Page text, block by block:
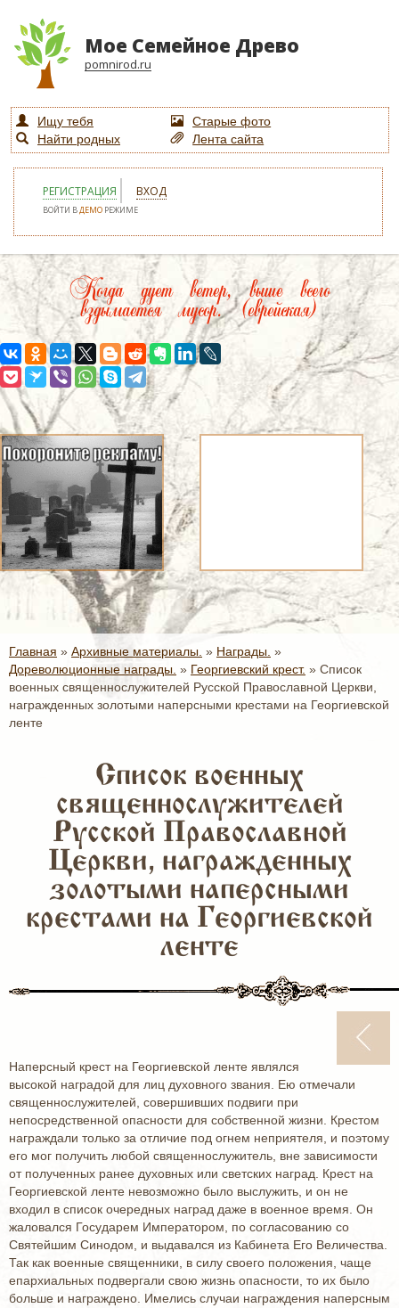
Мое Семейное Древо
pomnirod.ru
Ищу тебя
Старые фото
Найти родных
Лента сайта
РЕГИСТРАЦИЯ ВХОД
ВОЙТИ ВДЕМО РЕЖИМЕ
Когда дует ветер, выше всего
вздымается мусор. (еврейская)
Главная » Архивные материалы. » Награды. »
Дореволюционные награды. » Георгиевский крест. » Список
военных священнослужителей Русской Православной Церкви,
награжденных золотыми наперсными крестами на Георгиевской
ленте
Список военных
священнослужителей
Русской Православной
Церкви, награжденных
золотыми наперсными
крестами на Георгиевской
ленте
Наперсный крест на Георгиевской ленте являлся
высокой наградой для лиц духовного звания. Ею отмечали
священнослужителей, совершивших подвиги при
непосредственной опасности для собственной жизни. Крестом
награждали только за отличие под огнем неприятеля, и поэтому
его мог получить любой священнослужитель, вне зависимости
от полученных ранее духовных или светских наград. Крест на
Георгиевской ленте невозможно было выслужить, и он не
входил в список очередных наград даже в военное время. Он
жаловался Государем Императором, по согласованию со
Святейшим Синодом, и выдавался из Кабинета Его Величества.
Так как военные священники, в силу своего положения, чаще
епархиальных подвергали свою жизнь опасности, то их было
больше и награждено. Имелись случаи награждения наперсным